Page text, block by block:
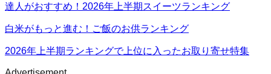
達人がおすすめ！2026年上半期スイーツランキング
白米がもっと進む！ご飯のお供ランキング
2026年上半期ランキングで上位に入ったお取り寄せ特集